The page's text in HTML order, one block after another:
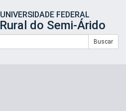
UNIVERSIDADE FEDERAL
Rural do Semi-Árido
Buscar